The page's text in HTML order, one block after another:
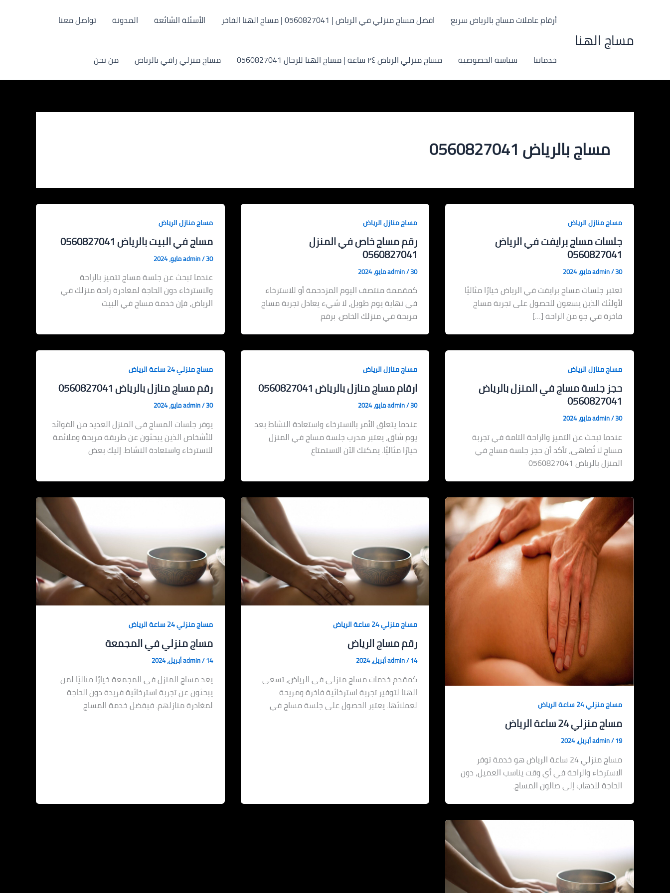
مساج الهنا
أرقام عاملات مساج بالرياض سريع افضل مساج منزلي في الرياض | 0560827041 | مساج الهنا الفاخر الأسئلة الشائعة المدونة تواصل معنا
خدماتنا سياسة الخصوصية مساج منزلي الرياض ٢٤ ساعة | مساج الهنا للرجال 0560827041 مساج منزلي راقي بالرياض من نحن
مساج بالرياض 0560827041
مساج منازل الرياض
جلسات مساج برايفت في الرياض
0560827041
admin/30 مايو، 2024
تعتبر جلسات مساج برايفت في الرياض خيارًا مثاليًا
لأولئك الذين يسعون للحصول على تجربة مساج
فاخرة في جو من الراحة […]
مساج منازل الرياض
رقم مساج خاص في المنزل
0560827041
admin/30 مايو، 2024
كمقممة منتصف اليوم المزدحمة أو للاسترخاء
في نهاية يوم طويل، لا شيء يعادل تجربة مساج
مريحة في منزلك الخاص. برقم
مساج منازل الرياض
مساج في البيت بالرياض 0560827041
admin/30 مايو، 2024
عندما تبحث عن جلسة مساج تتميز بالراحة
والاسترخاء دون الحاجة لمغادرة راحة منزلك في
الرياض، فإن خدمة مساج في البيت
مساج منازل الرياض
حجز جلسة مساج في المنزل بالرياض
0560827041
admin/30 مايو، 2024
عندما تبحث عن التميز والراحة التامة في تجربة
مساج لا تُضاهى، تأكد أن حجز جلسة مساج في
المنزل بالرياض 0560827041
مساج منازل الرياض
ارقام مساج منازل بالرياض 0560827041
admin/30 مايو، 2024
عندما يتعلق الأمر بالاسترخاء واستعادة النشاط بعد
يوم شاق، يعتبر مدرب جلسة مساج في المنزل
خيارًا مثاليًا. يمكنك الآن الاستمتاع
مساج منزلي 24 ساعة الرياض
رقم مساج منازل بالرياض 0560827041
admin/30 مايو، 2024
يوفر جلسات المساج في المنزل العديد من الفوائد
للأشخاص الذين يبحثون عن طريقة مريحة وملائمة
للاسترخاء واستعادة النشاط. إليك بعض
مساج منزلي 24 ساعة الرياض
مساج منزلي 24 ساعة الرياض
admin/19 أبريل، 2024
مساج منزلي 24 ساعة الرياض هو خدمة توفر
الاسترخاء والراحة في أي وقت يناسب العميل، دون
الحاجة للذهاب إلى صالون المساج.
مساج منزلي 24 ساعة الرياض
رقم مساج الرياض
admin/14 أبريل، 2024
كمقدم خدمات مساج منزلي في الرياض، تسعى
الهنا لتوفير تجربة استرخائية فاخرة ومريحة
لعملائها. يعتبر الحصول على جلسة مساج في
مساج منزلي 24 ساعة الرياض
مساج منزلي في المجمعة
admin/14 أبريل، 2024
يعد مساج المنزل في المجمعة خيارًا مثاليًا لمن
يبحثون عن تجربة استرخائية فريدة دون الحاجة
لمغادرة منازلهم. فبفضل خدمة المساج